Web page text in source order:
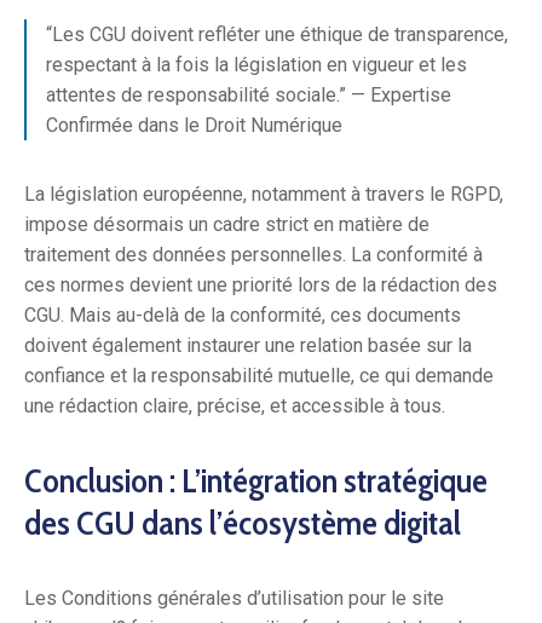
“Les CGU doivent refléter une éthique de transparence,
respectant à la fois la législation en vigueur et les
attentes de responsabilité sociale.” — Expertise
Confirmée dans le Droit Numérique
La législation européenne, notamment à travers le RGPD,
impose désormais un cadre strict en matière de
traitement des données personnelles. La conformité à
ces normes devient une priorité lors de la rédaction des
CGU. Mais au-delà de la conformité, ces documents
doivent également instaurer une relation basée sur la
confiance et la responsabilité mutuelle, ce qui demande
une rédaction claire, précise, et accessible à tous.
Conclusion : L’intégration stratégique
des CGU dans l’écosystème digital
Les Conditions générales d’utilisation pour le site